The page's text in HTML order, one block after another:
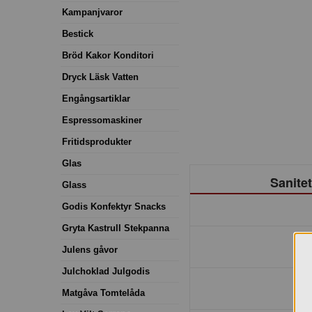
Kampanjvaror
Bestick
Bröd Kakor Konditori
Dryck Läsk Vatten
Engångsartiklar
Espressomaskiner
Fritidsprodukter
Glas
Glass
Godis Konfektyr Snacks
Gryta Kastrull Stekpanna
Julens gåvor
Julchoklad Julgodis
Matgåva Tomtelåda